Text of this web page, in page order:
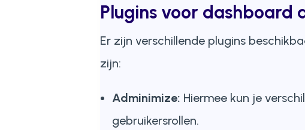
Plugins voor dashboard
Er zijn verschillende plugins
zijn:
Adminimize: Hiermee kun je
gebruikersrollen.